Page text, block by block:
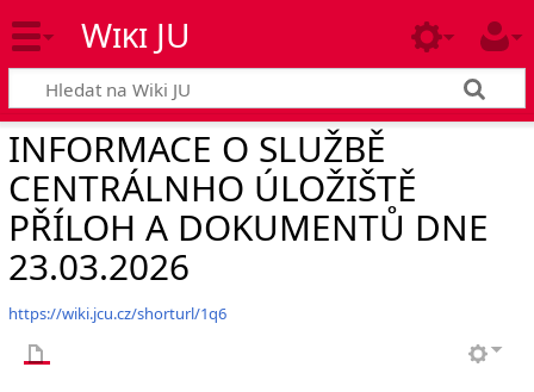
Wiki JU
INFORMACE O SLUŽBĚ
CENTRÁLNHO ÚLOŽIŠTĚ
PŘÍLOH A DOKUMENTŮ DNE
23.03.2026
https://wiki.jcu.cz/shorturl/1q6